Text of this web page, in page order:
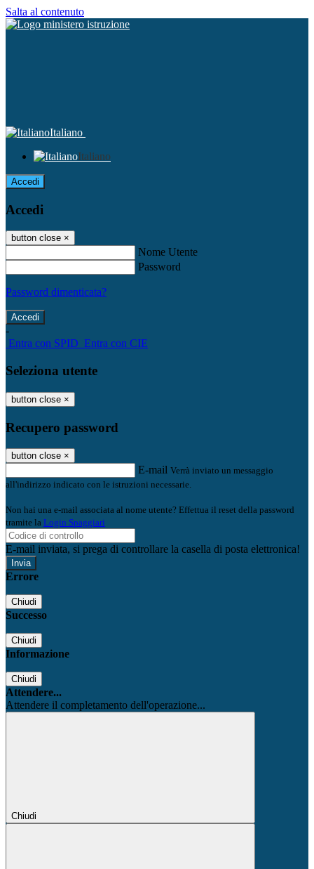
Salta al contenuto
Italiano
Italiano
Accedi
Accedi
button close ×
Nome Utente
Password
Password dimenticata?
-
Entra con SPID Entra con CIE
Seleziona utente
button close ×
Recupero password
button close ×
E-mail Verrà inviato un messaggio
all'indirizzo indicato con le istruzioni necessarie.
Non hai una e-mail associata al nome utente? Effettua il reset della password
tramite la Login Spaggiari
E-mail inviata, si prega di controllare la casella di posta elettronica!
Errore
Chiudi
Successo
Chiudi
Informazione
Chiudi
Attendere...
Attendere il completamento dell'operazione...
Chiudi